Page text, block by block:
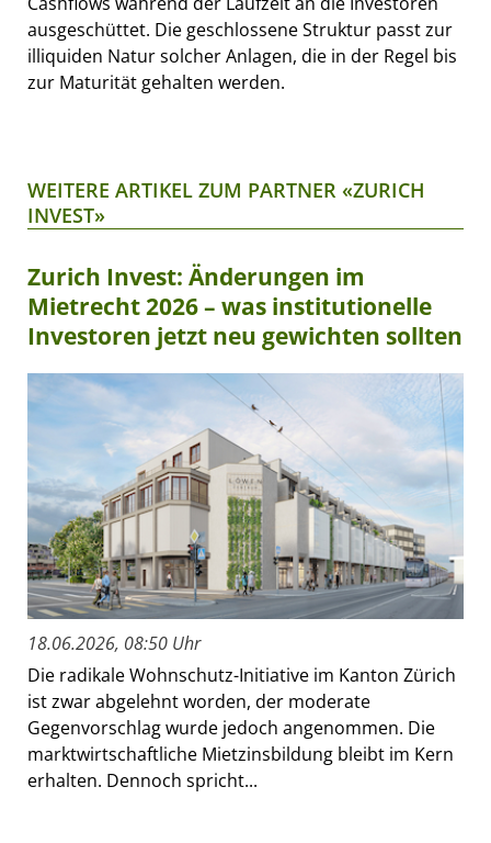
ausgeschüttet. Die geschlossene Struktur passt zur
illiquiden Natur solcher Anlagen, die in der Regel bis
zur Maturität gehalten werden.
WEITERE ARTIKEL ZUM PARTNER «ZURICH
INVEST»
Zurich Invest: Änderungen im
Mietrecht 2026 – was institutionelle
Investoren jetzt neu gewichten sollten
18.06.2026, 08:50 Uhr
Die radikale Wohnschutz-Initiative im Kanton Zürich
ist zwar abgelehnt worden, der moderate
Gegenvorschlag wurde jedoch angenommen. Die
marktwirtschaftliche Mietzinsbildung bleibt im Kern
erhalten. Dennoch spricht...